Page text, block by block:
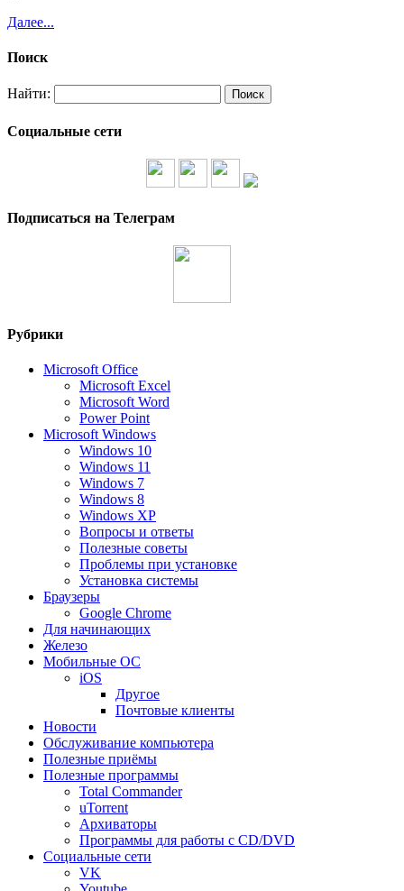
Далее...
Поиск
Найти:
Социальные сети
Подписаться на Телеграм
Рубрики
Microsoft Office
Microsoft Excel
Microsoft Word
Power Point
Microsoft Windows
Windows 10
Windows 11
Windows 7
Windows 8
Windows XP
Вопросы и ответы
Полезные советы
Проблемы при установке
Установка системы
Браузеры
Google Chrome
Для начинающих
Железо
Мобильные ОС
iOS
Другое
Почтовые клиенты
Новости
Обслуживание компьютера
Полезные приёмы
Полезные программы
Total Commander
uTorrent
Архиваторы
Программы для работы с CD/DVD
Социальные сети
VK